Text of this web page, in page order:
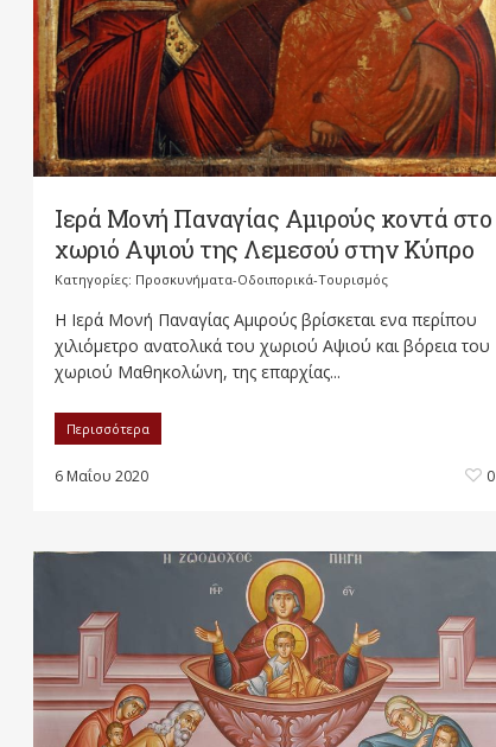
Ιερά Μονή Παναγίας Αμιρούς κοντά στο
χωριό Αψιού της Λεμεσού στην Κύπρο
Κατηγορίες: Προσκυνήματα-Οδοιπορικά-Τουρισμός
Η Ιερά Μονή Παναγίας Αμιρούς βρίσκεται ενα περίπου
χιλιόμετρο ανατολικά του χωριού Αψιού και βόρεια του
χωριού Μαθηκολώνη, της επαρχίας...
Περισσότερα
6 Μαΐου 2020 0